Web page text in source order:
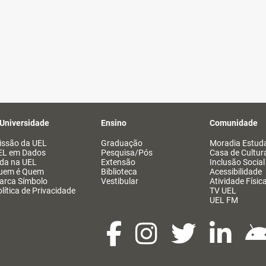
da UEL
em Dados
na UEL
é Quem
Símbolo
de Privacidade
Ensino
Graduação
Pesquisa/Pós
Extensão
Biblioteca
Vestibular
Comunidade
Moradia
Casa de
Inclusão Social
Acessibilidade
Atividade
TV UEL
UEL FM